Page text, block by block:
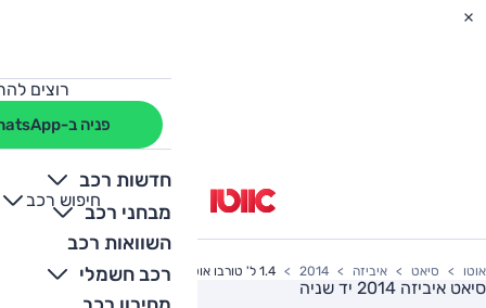
רוצים
פניה ב-WhatsApp
חדשות רכב
מבחני רכב
השוואות רכב
רכב חשמלי
חיפוש רכב
+
-
אוטו סיאט איביזה 2014 1.4 ל' טורבו אוט', 3 דל', Cupra
סיאט איביזה 2014 יד שניה